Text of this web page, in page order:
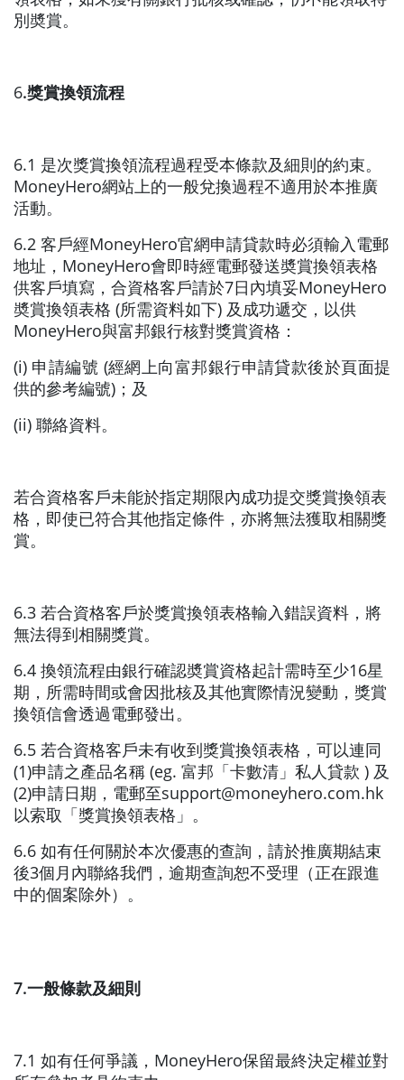
別奬賞。
6.獎賞換領流程
6.1 是次獎賞換領流程過程受本條款及細則的約束。
MoneyHero網站上的一般兌換過程不適用於本推廣
活動。
6.2 客戶經MoneyHero官網申請貸款時必須輸入電郵
地址，MoneyHero會即時經電郵發送奬賞換領表格
供客戶填寫，合資格客戶請於7日內填妥MoneyHero
奬賞換領表格 (所需資料如下) 及成功遞交，以供
MoneyHero與富邦銀行核對獎賞資格：
(i) 申請編號 (經網上向富邦銀行申請貸款後於頁面提
供的參考編號)；及
(ii) 聯絡資料。
若合資格客戶未能於指定期限內成功提交獎賞換領表
格，即使已符合其他指定條件，亦將無法獲取相關獎
賞。
6.3 若合資格客戶於獎賞換領表格輸入錯誤資料，將
無法得到相關獎賞。
6.4 換領流程由銀行確認奬賞資格起計需時至少16星
期，所需時間或會因批核及其他實際情況變動，獎賞
換領信會透過電郵發出。
6.5 若合資格客戶未有收到獎賞換領表格，可以連同
(1)申請之產品名稱 (eg. 富邦「卡數清」私人貸款 ) 及
(2)申請日期，電郵至support@moneyhero.com.hk
以索取「獎賞換領表格」。
6.6 如有任何關於本次優惠的查詢，請於推廣期結束
後3個月內聯絡我們，逾期查詢恕不受理（正在跟進
中的個案除外）。
7.一般條款及細則
7.1 如有任何爭議，MoneyHero保留最終決定權並對